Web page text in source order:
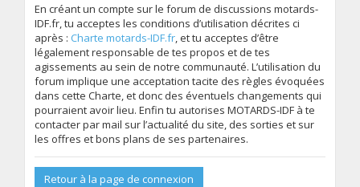
En créant un compte sur le forum de discussions motards-
IDF.fr, tu acceptes les conditions d’utilisation décrites ci
après : Charte motards-IDF.fr, et tu acceptes d’être
légalement responsable de tes propos et de tes
agissements au sein de notre communauté. L’utilisation du
forum implique une acceptation tacite des règles évoquées
dans cette Charte, et donc des éventuels changements qui
pourraient avoir lieu. Enfin tu autorises MOTARDS-IDF à te
contacter par mail sur l’actualité du site, des sorties et sur
les offres et bons plans de ses partenaires.
Retour à la page de connexion